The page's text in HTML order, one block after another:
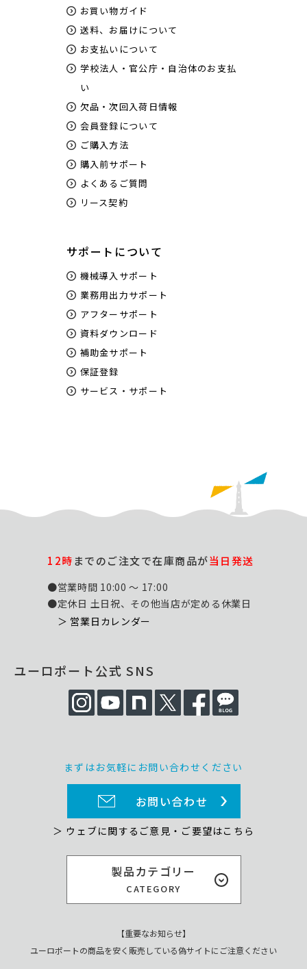
お買い物ガイド
送料、お届けについて
お支払いについて
学校法人・官公庁・自治体のお支払
い
欠品・次回入荷日情報
会員登録について
ご購入方法
購入前サポート
よくあるご質問
リース契約
サポートについて
機械導入サポート
業務用出力サポート
アフターサポート
資料ダウンロード
補助金サポート
保証登録
サービス・サポート
製品カテゴリー
CATEGORY
12時までのご注文で在庫商品が当日発送
●営業時間 10:00 ～ 17:00
●定休日 土日祝、その他当店が定める休業日
＞ 営業日カレンダー
ユーロポート公式 SNS
まずはお気軽にお問い合わせください
お問い合わせ
＞ ウェブに関するご意見・ご要望はこちら
【重要なお知らせ】
ユーロポートの商品を安く販売している偽サイトにご注意ください